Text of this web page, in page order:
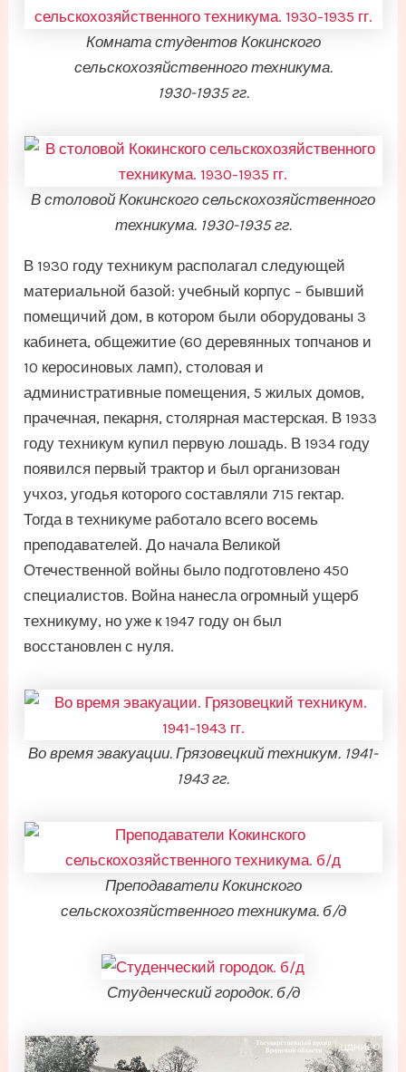
Комната студентов Кокинского
сельскохозяйственного техникума.
1930-1935 гг.
В столовой Кокинского сельскохозяйственного
техникума. 1930-1935 гг.
В 1930 году техникум располагал следующей
материальной базой: учебный корпус – бывший
помещичий дом, в котором были оборудованы 3
кабинета, общежитие (60 деревянных топчанов и
10 керосиновых ламп), столовая и
административные помещения, 5 жилых домов,
прачечная, пекарня, столярная мастерская. В 1933
году техникум купил первую лошадь. В 1934 году
появился первый трактор и был организован
учхоз, угодья которого составляли 715 гектар.
Тогда в техникуме работало всего восемь
преподавателей. До начала Великой
Отечественной войны было подготовлено 450
специалистов. Война нанесла огромный ущерб
техникуму, но уже к 1947 году он был
восстановлен с нуля.
Во время эвакуации. Грязовецкий техникум. 1941-
1943 гг.
Преподаватели Кокинского
сельскохозяйственного техникума. б/д
Студенческий городок. б/д